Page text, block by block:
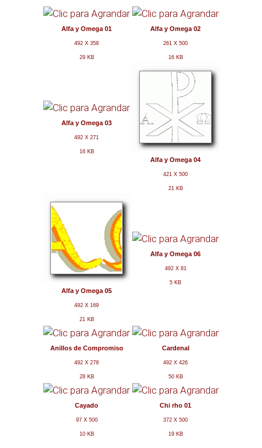
Videos
Alfa y Omega 01
492 X 358
29 KB
Alfa y Omega 02
261 X 500
16 KB
Alfa y Omega 03
492 X 271
16 KB
Alfa y Omega 04
421 X 500
21 KB
Alfa y Omega 05
492 X 169
21 KB
Alfa y Omega 06
492 X 81
5 KB
Anillos de Compromiso
492 X 278
28 KB
Cardenal
492 X 426
50 KB
Cayado
97 X 500
10 KB
Chi rho 01
372 X 500
19 KB